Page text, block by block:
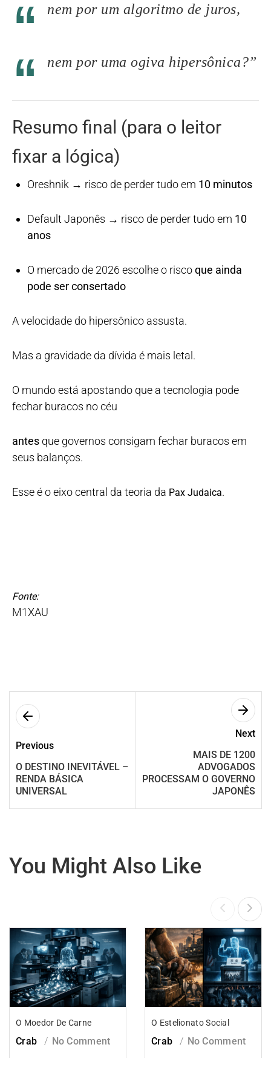
nem por um algoritmo de juros,
nem por uma ogiva hipersônica?”
Resumo final (para o leitor
fixar a lógica)
Oreshnik → risco de perder tudo em 10 minutos
Default Japonês → risco de perder tudo em 10
anos
O mercado de 2026 escolhe o riscoque ainda
pode ser consertado
A velocidade do hipersônico assusta.
Mas a gravidade da dívida é mais letal.
O mundo está apostando que a tecnologia pode
fechar buracos no céu
antes que governos consigam fechar buracos em
seus balanços.
Esse é o eixo central da teoria da Pax Judaica.
Fonte:
M1XAU
Previous
O DESTINO INEVITÁVEL –
RENDA BÁSICA
UNIVERSAL
Next
MAIS DE 1200
ADVOGADOS
PROCESSAM O GOVERNO
JAPONÊS
You Might Also Like
O Moedor De Carne
Crab No Comment
O Estelionato Social
Crab No Comment